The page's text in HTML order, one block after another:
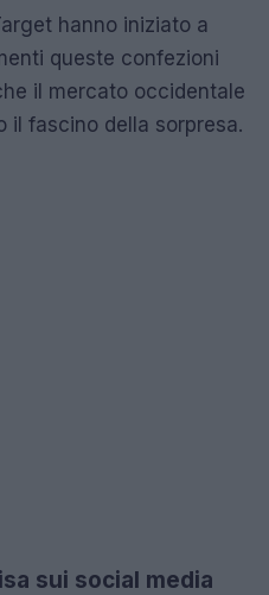
hanno iniziato a
queste confezioni
il mercato occidentale
il fascino della sorpresa.
sui social media